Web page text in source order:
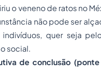
o veneno de ratos no
não pode ser
quer seja
social.
de conclusão